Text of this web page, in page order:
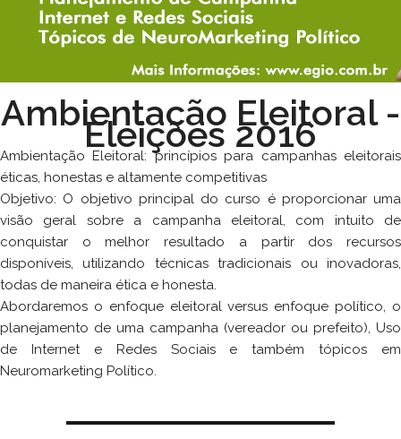
Ambientação Eleitoral -
Eleições 2016
Ambientação Eleitoral:princípios para campanhas eleitorais
éticas, honestas e altamente competitivas
Objetivo: O objetivo principal do curso é proporcionar uma
visão geral sobre a campanha eleitoral, com intuito de
conquistar o melhor resultado a partir dos recursos
disponíveis, utilizando técnicas tradicionais ou inovadoras,
todas de maneira ética e honesta.
Abordaremos o enfoque eleitoral versus enfoque político, o
planejamento de uma campanha (vereador ou prefeito), Uso
de Internet e Redes Sociais e também tópicos em
Neuromarketing Político.